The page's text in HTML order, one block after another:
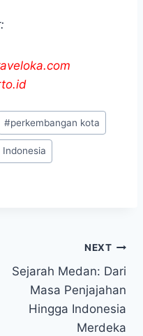
#perkembangan kota
Indonesia
NEXT
Sejarah Medan: Dari
Masa Penjajahan
Hingga Indonesia
Merdeka